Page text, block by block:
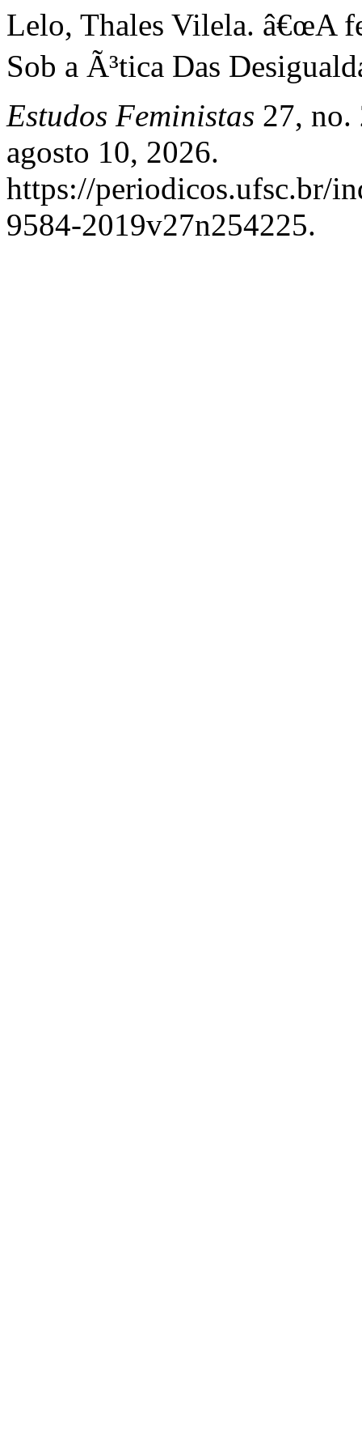
Lelo, Thales Vilela. â€œA
Sob a Ã³tica Das
Estudos Feministas 27, no.
agosto 10, 2026.
https://periodicos.ufsc.br/
9584-2019v27n254225.